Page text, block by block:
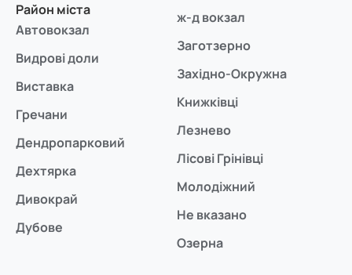
Район міста
Автовокзал
Видрові доли
Виставка
Гречани
Дендропарковий
Дехтярка
Дивокрай
Дубове
ж-д вокзал
Заготзерно
Західно-Окружна
Книжківці
Лезнево
Лісові Грінівці
Молодіжний
Не вказано
Озерна